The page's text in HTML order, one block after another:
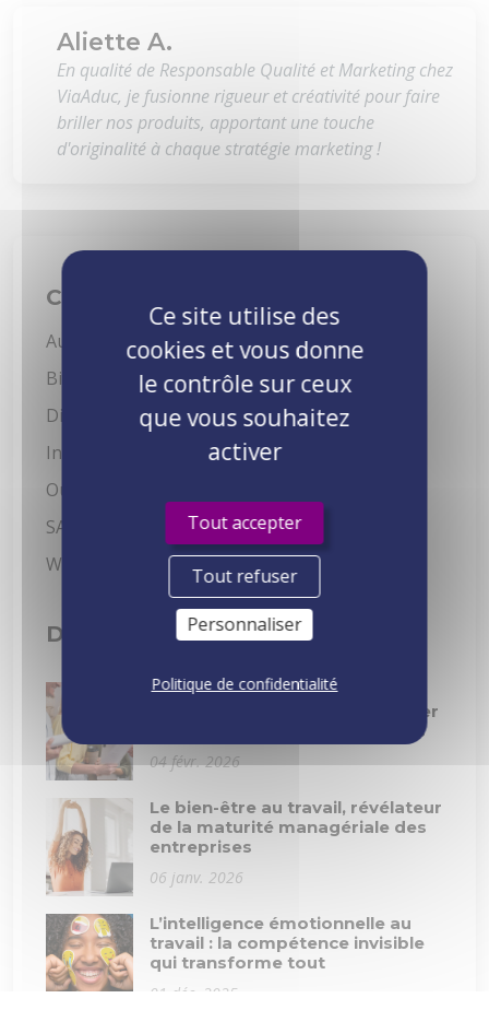
Aliette A.
En qualité de Responsable Qualité et Marketing chez
ViaAduc, je fusionne rigueur et créativité pour faire
briller nos produits, apportant une touche
d'originalité à chaque stratégie marketing !
Catégories
Autres
Bien-être au travail 15
Digital learning 3
Intelligence Artificielle 2
Outils de formation
SAP
Webinaires
Derniers articles
Management collaboratif : Le
guide complet pour transformer
la performance de vos équipes
04 févr. 2026
Le bien-être au travail, révélateur
de la maturité managériale des
entreprises
06 janv. 2026
L’intelligence émotionnelle au
travail : la compétence invisible
qui transforme tout
01 déc. 2025
Ce site utilise des
cookies et vous donne
le contrôle sur ceux
que vous souhaitez
activer
Tout accepter
Tout refuser
Personnaliser
Politique de confidentialité